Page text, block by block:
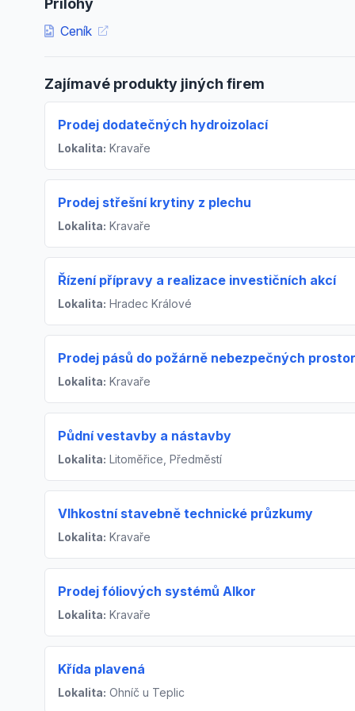
Přílohy
Ceník
Zajímavé produkty jiných firem
Prodej dodatečných hydroizolací
Lokalita: Kravaře
Prodej střešní krytiny z plechu
Lokalita: Kravaře
Řízení přípravy a realizace investičních akcí
Lokalita: Hradec Králové
Prodej pásů do požárně nebezpečných prostor
Lokalita: Kravaře
Půdní vestavby a nástavby
Lokalita: Litoměřice, Předměstí
Vlhkostní stavebně technické průzkumy
Lokalita: Kravaře
Prodej fóliových systémů Alkor
Lokalita: Kravaře
Křída plavená
Lokalita: Ohníč u Teplic